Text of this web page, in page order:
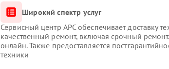
Широкий спектр услуг
Сервисный центр APC обеспечивает доставку
качественный ремонт, включая срочный
онлайн. Также предоставляется
техники